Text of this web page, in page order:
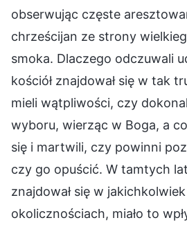
obserwując częste
chrześcijan ze strony
smoka. Dlaczego odczuwali
kościół znajdował się w tak
mieli wątpliwości, czy
wyboru, wierząc w Boga, a
się i martwili, czy powinni
czy go opuścić. W tamtych
znajdował się w
okolicznościach, miało to